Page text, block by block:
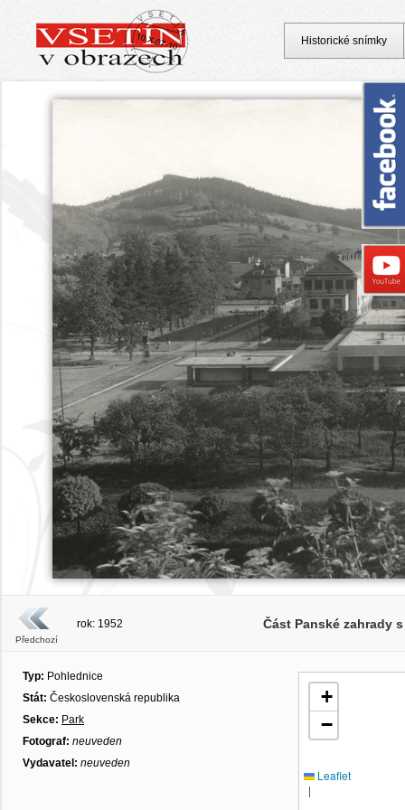
Předchozí
rok: 1952 Část Panské zahrady
Typ: Pohlednice
Stát: Československá republika
Sekce: Park
Fotograf: neuveden
Vydavatel: neuveden
+
−
Leaflet
|
Historické snímky